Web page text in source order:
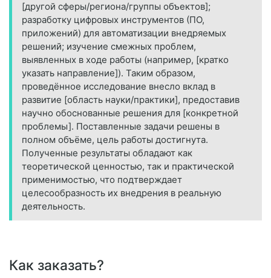
[другой сферы/региона/группы объектов];
разработку цифровых инструментов (ПО,
приложений) для автоматизации внедряемых
решений; изучение смежных проблем,
выявленных в ходе работы (например, [кратко
указать направление]). Таким образом,
проведённое исследование внесло вклад в
развитие [область науки/практики], предоставив
научно обоснованные решения для [конкретной
проблемы]. Поставленные задачи решены в
полном объёме, цель работы достигнута.
Полученные результаты обладают как
теоретической ценностью, так и практической
применимостью, что подтверждает
целесообразность их внедрения в реальную
деятельность.
Как заказать?